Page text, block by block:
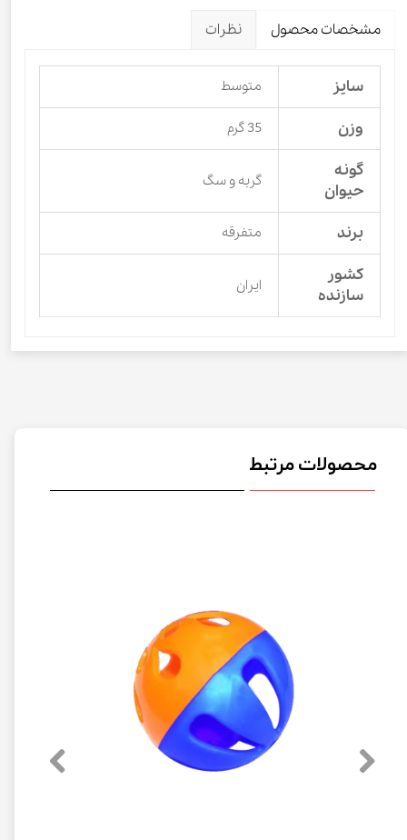
مشخصات محصول نظرات
سایز متوسط
وزن 35 گرم
گونه
حیوان
گربه و سگ
برند متفرقه
کشور
سازنده
ایران
محصولات مرتبط